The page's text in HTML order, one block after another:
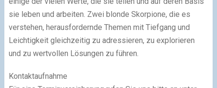
sie leben und arbeiten. Zwei blonde Skorpione, die es
verstehen, herausfordernde Themen mit Tiefgang und
Leichtigkeit gleichzeitig zu adressieren, zu explorieren
und zu wertvollen Lösungen zu führen.
Kontaktaufnahme